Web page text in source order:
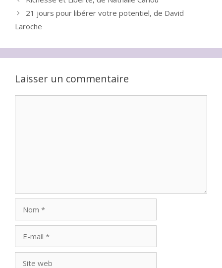
21 jours pour libérer votre potentiel, de David
Laroche
Laisser un commentaire
mail